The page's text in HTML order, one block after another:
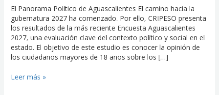
El Panorama Político de Aguascalientes El camino hacia la
gubernatura 2027 ha comenzado. Por ello, CRIPESO presenta
los resultados de la más reciente Encuesta Aguascalientes
2027, una evaluación clave del contexto político y social en el
estado. El objetivo de este estudio es conocer la opinión de
los ciudadanos mayores de 18 años sobre los […]
Leer más »